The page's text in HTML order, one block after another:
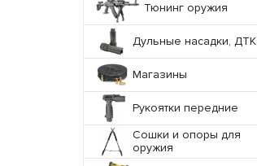
Тюнинг оружия
Дульные насадки, ДТК
Магазины
Рукоятки передние
Сошки и опоры для
оружия